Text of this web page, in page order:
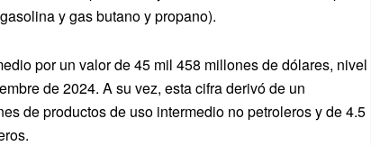
y gas butano y propano).
por un valor de 45 mil 458 millones de dólares, nivel
de 2024. A su vez, esta cifra derivó de un
de productos de uso intermedio no petroleros y de 4.5